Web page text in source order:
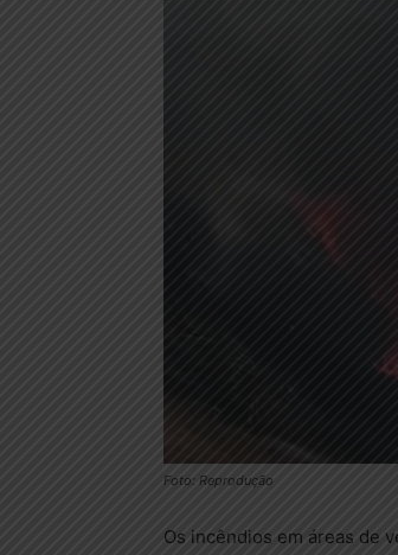
Foto: Reprodução
Os incêndios em áreas de